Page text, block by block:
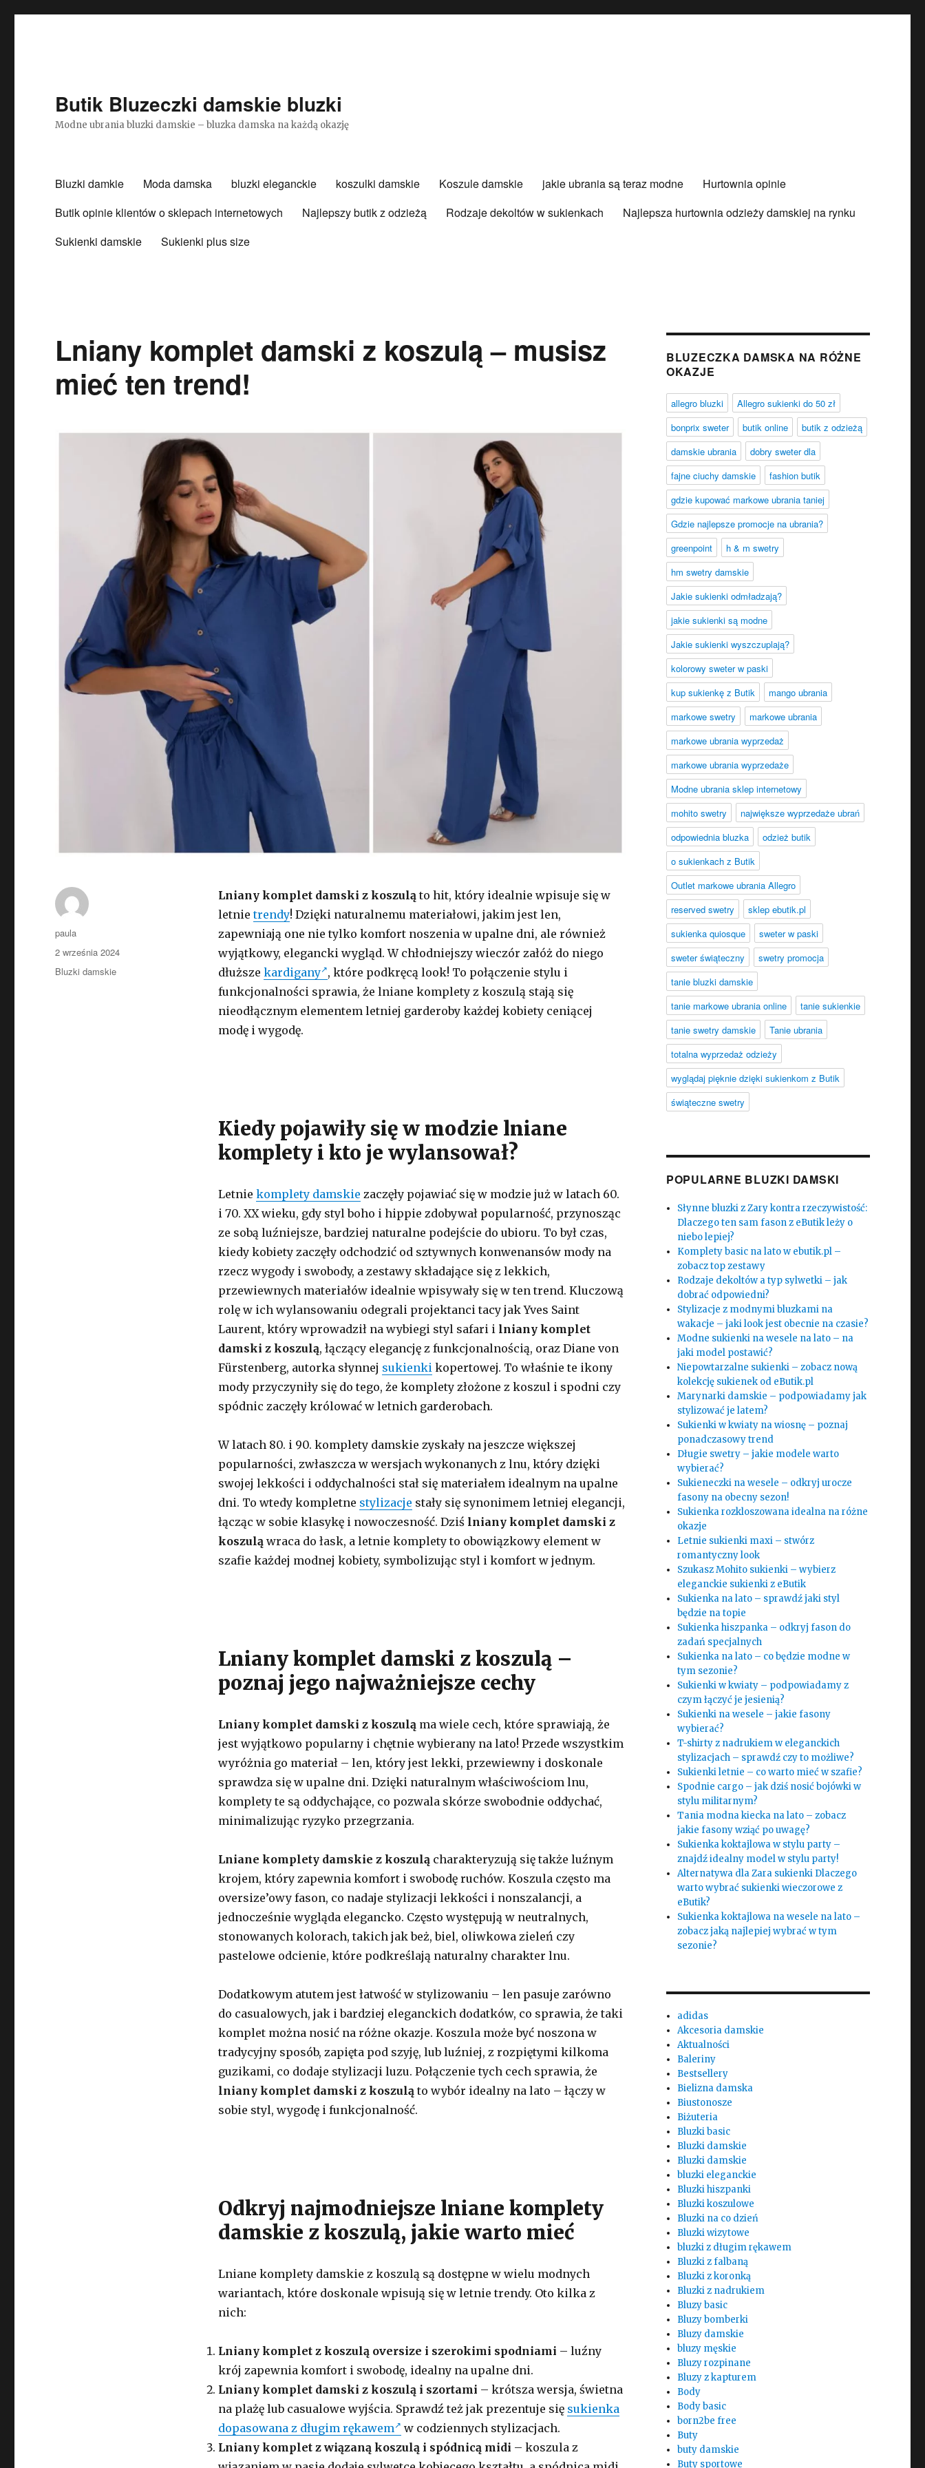
Butik Bluzeczki damskie bluzki
Modne ubrania bluzki damskie – bluzka damska na każdą okazję
Bluzki damkie Moda damska bluzki eleganckie koszulki damskie Koszule damskie jakie ubrania są teraz modne
Hurtownia opinie
Butik opinie klientów o sklepach internetowych
Najlepszy butik z odzieżą Rodzaje dekoltów w sukienkach
Najlepsza hurtownia odzieży damskiej na rynku
Sukienki damskie
Sukienki plus size
Lniany komplet damski z koszulą – musisz
mieć ten trend!
Lniany komplet damski z koszuląto hit, który idealnie wpisuje się w
letnietrendy! Dzięki naturalnemu materiałowi, jakim jest len,
zapewniają one nie tylko komfort noszenia w upalne dni, ale również
wyjątkowy, elegancki wygląd. W chłodniejszy wieczór załóż do niego
dłuższe kardigany , które podkręcą look! To połączenie stylu i
funkcjonalności sprawia, że lniane komplety z koszulą stają się
nieodłącznym elementem letniej garderoby każdej kobiety ceniącej
modę i wygodę.
Kiedy pojawiły się w modzie lniane
komplety i kto je wylansował?
Letnie komplety damskie zaczęły pojawiać się w modzie już w latach 60.
i 70. XX wieku, gdy styl boho i hippie zdobywał popularność, przynosząc
ze sobą luźniejsze, bardziej naturalne podejście do ubioru. To był czas,
kiedy kobiety zaczęły odchodzić od sztywnych konwenansów mody na
rzecz wygody i swobody, a zestawy składające się z lekkich,
przewiewnych materiałów idealnie wpisywały się w ten trend. Kluczową
rolę w ich wylansowaniu odegrali projektanci tacy jak Yves Saint
Laurent, który wprowadził na wybiegi styl safari i lniany komplet
damski z koszulą, łączący elegancję z funkcjonalnością, oraz Diane von
Fürstenberg, autorka słynnej sukienkikopertowej. To właśnie te ikony
mody przyczyniły się do tego, że komplety złożone z koszul i spodni czy
spódnic zaczęły królować w letnich garderobach.
W latach 80. i 90. komplety damskie zyskały na jeszcze większej
popularności, zwłaszcza w wersjach wykonanych z lnu, który dzięki
swojej lekkości i oddychalności stał się materiałem idealnym na upalne
dni. To wtedy kompletne stylizacje stały się synonimem letniej elegancji,
łącząc w sobie klasykę i nowoczesność. Dziś lniany komplet damski z
koszuląwraca do łask, a letnie komplety to obowiązkowy element w
szafie każdej modnej kobiety, symbolizując styl i komfort w jednym.
Lniany komplet damski z koszulą –
poznaj jego najważniejsze cechy
Lniany komplet damski z koszuląma wiele cech, które sprawiają, że
jest wyjątkowo popularny i chętnie wybierany na lato! Przede wszystkim
wyróżnia go materiał – len, który jest lekki, przewiewny i doskonale
sprawdza się w upalne dni. Dzięki naturalnym właściwościom lnu,
komplety te są oddychające, co pozwala skórze swobodnie oddychać,
minimalizując ryzyko przegrzania.
Lniane komplety damskie z koszulącharakteryzują się także luźnym
krojem, który zapewnia komfort i swobodę ruchów. Koszula często ma
oversize’owy fason, co nadaje stylizacji lekkości i nonszalancji, a
jednocześnie wygląda elegancko. Często występują w neutralnych,
stonowanych kolorach, takich jak beż, biel, oliwkowa zieleń czy
pastelowe odcienie, które podkreślają naturalny charakter lnu.
Dodatkowym atutem jest łatwość w stylizowaniu – len pasuje zarówno
do casualowych, jak i bardziej eleganckich dodatków, co sprawia, że taki
komplet można nosić na różne okazje. Koszula może być noszona w
tradycyjny sposób, zapięta pod szyję, lub luźniej, z rozpiętymi kilkoma
guzikami, co dodaje stylizacji luzu. Połączenie tych cech sprawia, że
lniany komplet damski z koszuląto wybór idealny na lato – łączy w
sobie styl, wygodę i funkcjonalność.
Odkryj najmodniejsze lniane komplety
damskie z koszulą, jakie warto mieć
Lniane komplety damskie z koszulą są dostępne w wielu modnych
wariantach, które doskonale wpisują się w letnie trendy. Oto kilka z
nich:
Lniany komplet z koszulą oversize i szerokimi spodniami – luźny
krój zapewnia komfort i swobodę, idealny na upalne dni.
Lniany komplet damski z koszulą i szortami – krótsza wersja, świetna
na plażę lub casualowe wyjścia. Sprawdź też jak prezentuje się sukienka
dopasowana z długim rękawem
w codziennych stylizacjach.
Lniany komplet z wiązaną koszulą i spódnicą midi – koszula z
Autor
paula
Opublikowano
2 września 2024
Kategorie
Bluzki damskie
BLUZECZKA DAMSKA NA RÓŻNE
OKAZJE
allegro bluzki
Allegro sukienki do 50 zł
bonprix sweter
butik online
butik z odzieżą
damskie ubrania
dobry sweter dla
fajne ciuchy damskie
fashion butik
gdzie kupować markowe ubrania taniej
Gdzie najlepsze promocje na ubrania?
greenpoint
h & m swetry
hm swetry damskie
Jakie sukienki odmładzają?
jakie sukienki są modne
Jakie sukienki wyszczuplają?
kolorowy sweter w paski
kup sukienkę z Butik
mango ubrania
markowe swetry
markowe ubrania
markowe ubrania wyprzedaż
markowe ubrania wyprzedaże
Modne ubrania sklep internetowy
mohito swetry
największe wyprzedaże ubrań
odpowiednia bluzka
odzież butik
o sukienkach z Butik
Outlet markowe ubrania Allegro
reserved swetry
sklep ebutik.pl
sukienka quiosque
sweter w paski
sweter świąteczny
swetry promocja
tanie bluzki damskie
tanie markowe ubrania online
tanie sukienkie
tanie swetry damskie
Tanie ubrania
totalna wyprzedaż odzieży
wyglądaj pięknie dzięki sukienkom z Butik
świąteczne swetry
POPULARNE BLUZKI DAMSKI
Słynne bluzki z Zary kontra rzeczywistość:
Dlaczego ten sam fason z eButik leży o
niebo lepiej?
Komplety basic na lato w ebutik.pl –
zobacz top zestawy
Rodzaje dekoltów a typ sylwetki – jak
dobrać odpowiedni?
Stylizacje z modnymi bluzkami na
wakacje – jaki look jest obecnie na czasie?
Modne sukienki na wesele na lato – na
jaki model postawić?
Niepowtarzalne sukienki – zobacz nową
kolekcję sukienek od eButik.pl
Marynarki damskie – podpowiadamy jak
stylizować je latem?
Sukienki w kwiaty na wiosnę – poznaj
ponadczasowy trend
Długie swetry – jakie modele warto
wybierać?
Sukieneczki na wesele – odkryj urocze
fasony na obecny sezon!
Sukienka rozkloszowana idealna na różne
okazje
Letnie sukienki maxi – stwórz
romantyczny look
Szukasz Mohito sukienki – wybierz
eleganckie sukienki z eButik
Sukienka na lato – sprawdź jaki styl
będzie na topie
Sukienka hiszpanka – odkryj fason do
zadań specjalnych
Sukienka na lato – co będzie modne w
tym sezonie?
Sukienki w kwiaty – podpowiadamy z
czym łączyć je jesienią?
Sukienki na wesele – jakie fasony
wybierać?
T-shirty z nadrukiem w eleganckich
stylizacjach – sprawdź czy to możliwe?
Sukienki letnie – co warto mieć w szafie?
Spodnie cargo – jak dziś nosić bojówki w
stylu militarnym?
Tania modna kiecka na lato – zobacz
jakie fasony wziąć po uwagę?
Sukienka koktajlowa w stylu party –
znajdź idealny model w stylu party!
Alternatywa dla Zara sukienki Dlaczego
warto wybrać sukienki wieczorowe z
eButik?
Sukienka koktajlowa na wesele na lato –
zobacz jaką najlepiej wybrać w tym
sezonie?
adidas
Akcesoria damskie
Aktualności
Baleriny
Bestsellery
Bielizna damska
Biustonosze
Biżuteria
Bluzki basic
Bluzki damskie
Bluzki damskie
bluzki eleganckie
Bluzki hiszpanki
Bluzki koszulowe
Bluzki na co dzień
Bluzki wizytowe
bluzki z długim rękawem
Bluzki z falbaną
Bluzki z koronką
Bluzki z nadrukiem
Bluzy basic
Bluzy bomberki
Bluzy damskie
bluzy męskie
Bluzy rozpinane
Bluzy z kapturem
Body
Body basic
born2be free
Buty
buty damskie
Buty sportowe